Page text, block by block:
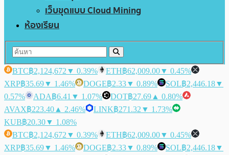
เว็บขุดแบบ Cloud Mining
ห้องเรียน
BTC฿2,124,672 ▼ 0.39% ETH฿62,009.00▼ 0.45%
XRP฿35.69▼ 1.46% DOGE฿2.33▼ 0.89% SOL฿2,446.18▼
0.57%
ADA฿6.41 ▼ 1.07% DOT฿27.69 ▲ 0.80%
AVAX฿223.40 ▲ 2.46% LINK฿271.32 ▼ 1.73%
KUB฿20.30▼ 1.08%
BTC฿2,124,672 ▼ 0.39% ETH฿62,009.00▼ 0.45%
XRP฿35.69▼ 1.46% DOGE฿2.33▼ 0.89% SOL฿2,446.18▼